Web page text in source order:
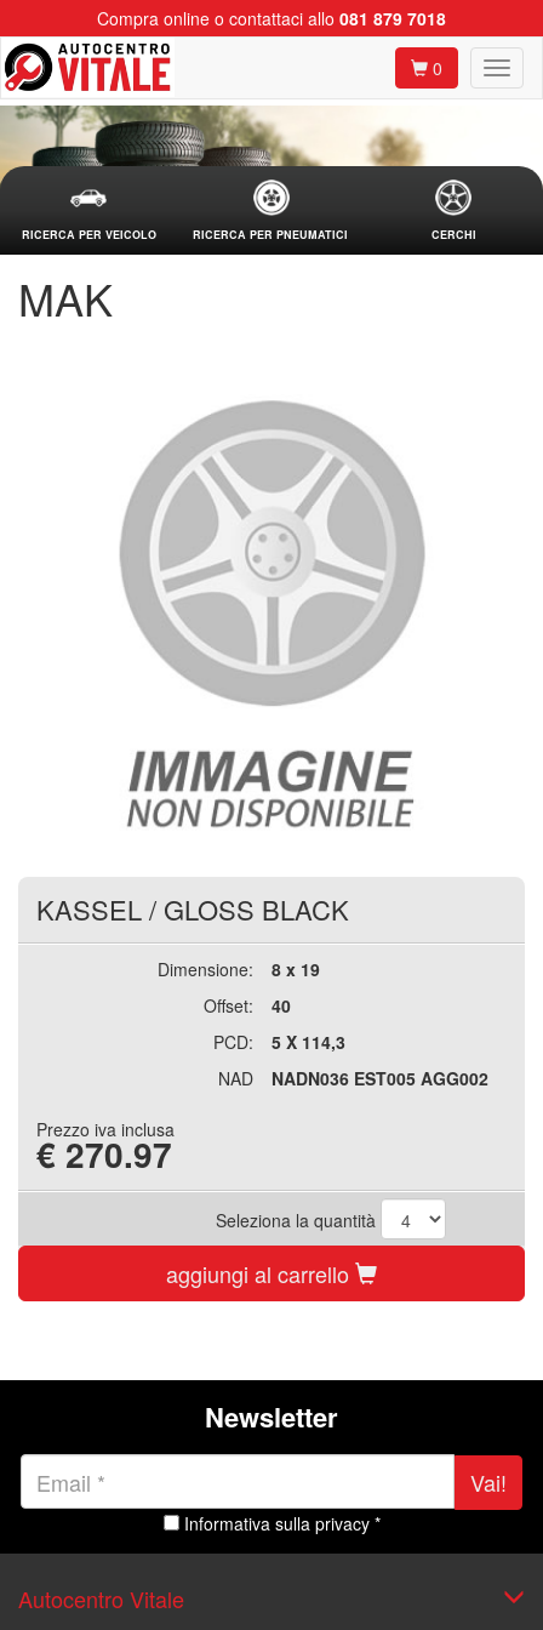
Compra online o contattaci allo 081 879 7018
0
RICERCA PER VEICOLO RICERCA PER PNEUMATICI CERCHI
MAK
KASSEL/ GLOSS BLACK
Dimensione:
8 x 19
Offset:
40
PCD:
5 X 114,3
NAD
NADN036 EST005 AGG002
Prezzo iva inclusa
€ 270.97
Seleziona la quantità
aggiungi al carrello
Newsletter
Vai!
Informativa sulla privacy *
Autocentro Vitale